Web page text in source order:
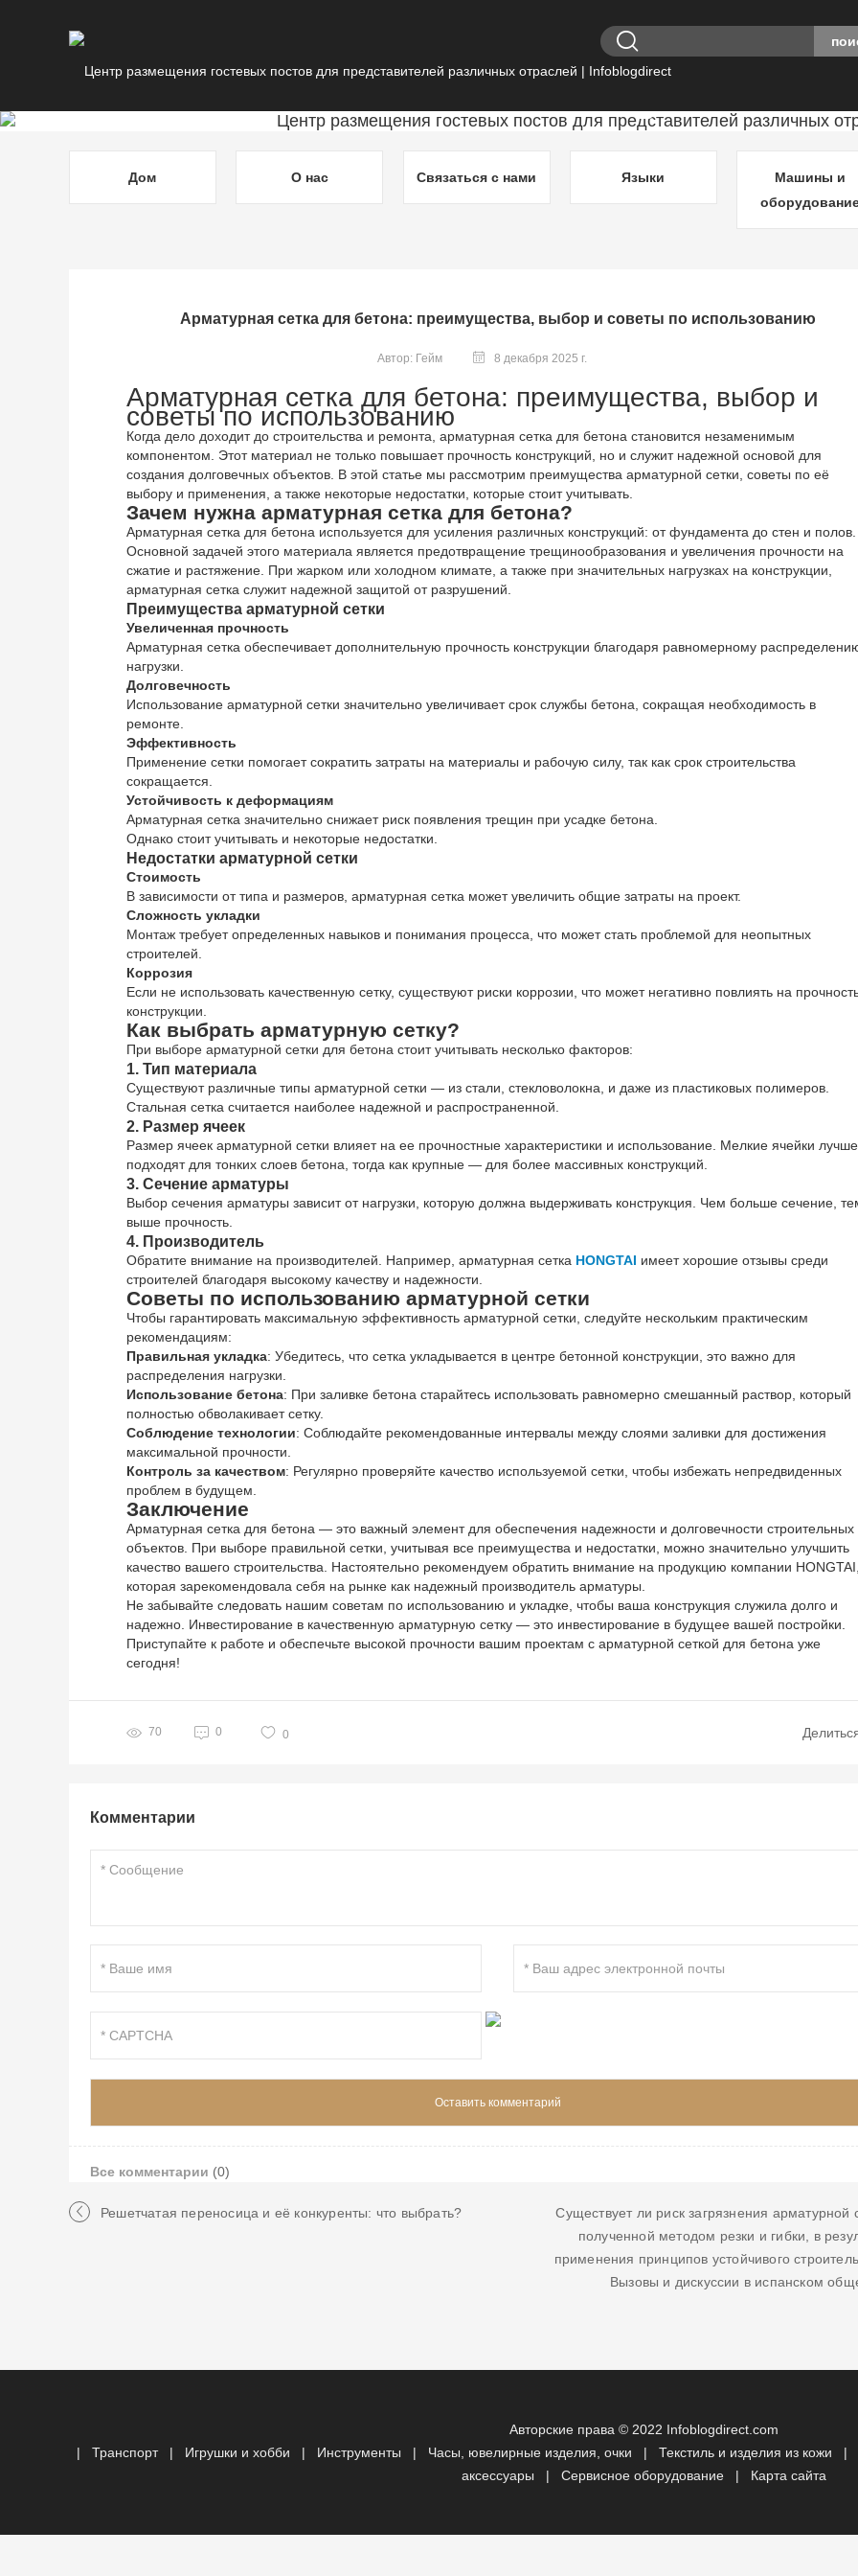
Дом О нас Связаться с нами Языки
Машины и
Арматурная сетка для бетона: преимущества, выбор и советы по использованию
Автор: Гейм 8 декабря 2025 г.
Арматурная сетка для бетона: преимущества, выбор и
советы по использованию
Когда дело доходит до строительства и ремонта, арматурная сетка для бетона становится незаменимым
компонентом. Этот материал не только повышает прочность конструкций, но и служит надежной основой для
создания долговечных объектов. В этой статье мы рассмотрим преимущества арматурной сетки, советы по её
выбору и применения, а также некоторые недостатки, которые стоит учитывать.
Зачем нужна арматурная сетка для бетона?
Арматурная сетка для бетона используется для усиления различных конструкций: от фундамента до стен и полов.
Основной задачей этого материала является предотвращение трещинообразования и увеличения прочности на
сжатие и растяжение. При жарком или холодном климате, а также при значительных нагрузках на конструкции,
арматурная сетка служит надежной защитой от разрушений.
Преимущества арматурной сетки
Увеличенная прочность
Арматурная сетка обеспечивает дополнительную прочность конструкции благодаря равномерному
нагрузки.
Долговечность
Использование арматурной сетки значительно увеличивает срок службы бетона, сокращая необходимость в
ремонте.
Эффективность
Применение сетки помогает сократить затраты на материалы и рабочую силу, так как срок строительства
сокращается.
Устойчивость к деформациям
Арматурная сетка значительно снижает риск появления трещин при усадке бетона.
Однако стоит учитывать и некоторые недостатки.
Недостатки арматурной сетки
Стоимость
В зависимости от типа и размеров, арматурная сетка может увеличить общие затраты на проект.
Сложность укладки
Монтаж требует определенных навыков и понимания процесса, что может стать проблемой для неопытных
строителей.
Коррозия
Если не использовать качественную сетку, существуют риски коррозии, что может негативно повлиять на
конструкции.
Как выбрать арматурную сетку?
При выборе арматурной сетки для бетона стоит учитывать несколько факторов:
1. Тип материала
Существуют различные типы арматурной сетки — из стали, стекловолокна, и даже из пластиковых полимеров.
Стальная сетка считается наиболее надежной и распространенной.
2. Размер ячеек
Размер ячеек арматурной сетки влияет на ее прочностные характеристики и использование. Мелкие ячейки лучше
подходят для тонких слоев бетона, тогда как крупные — для более массивных конструкций.
3. Сечение арматуры
Выбор сечения арматуры зависит от нагрузки, которую должна выдерживать конструкция. Чем больше сечение,
выше прочность.
4. Производитель
Обратите внимание на производителей. Например, арматурная сетка HONGTAI имеет хорошие отзывы среди
строителей благодаря высокому качеству и надежности.
Советы по использованию арматурной сетки
Чтобы гарантировать максимальную эффективность арматурной сетки, следуйте нескольким практическим
рекомендациям:
Правильная укладка: Убедитесь, что сетка укладывается в центре бетонной конструкции, это важно для
распределения нагрузки.
Использование бетона: При заливке бетона старайтесь использовать равномерно смешанный раствор, который
полностью обволакивает сетку.
Соблюдение технологии: Соблюдайте рекомендованные интервалы между слоями заливки для достижения
максимальной прочности.
Контроль за качеством: Регулярно проверяйте качество используемой сетки, чтобы избежать непредвиденных
проблем в будущем.
Заключение
Арматурная сетка для бетона — это важный элемент для обеспечения надежности и долговечности строительных
объектов. При выборе правильной сетки, учитывая все преимущества и недостатки, можно значительно улучшить
качество вашего строительства. Настоятельно рекомендуем обратить внимание на продукцию компании
которая зарекомендовала себя на рынке как надежный производитель арматуры.
Не забывайте следовать нашим советам по использованию и укладке, чтобы ваша конструкция служила долго и
надежно. Инвестирование в качественную арматурную сетку — это инвестирование в будущее вашей постройки.
Приступайте к работе и обеспечьте высокой прочности вашим проектам с арматурной сеткой для бетона уже
сегодня!
70 0 0
Комментарии
Все комментарии (0)
Решетчатая переносица и её конкуренты: что выбрать?
Существует ли риск загрязнения арматурной
полученной методом резки и гибки, в
применения принципов устойчивого
Вызовы и дискуссии в испанском
Авторские права © 2022 Infoblogdirect.com
| Транспорт | Игрушки и хобби | Инструменты | Часы, ювелирные изделия, очки | Текстиль и изделия из кожи
|
аксессуары
| Сервисное оборудование | Карта сайта